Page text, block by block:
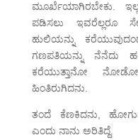
ಮೂರ್ಖೆಯಾಗಿರಬೇಕು.
ಪಡಿಸಲು ಇವರೆಲ್ಲರೂ
ಹುಲಿಯನ್ನು
ಗಣಪತಿಯನ್ನು ನೆನೆದು
ಕರೆಯುತ್ತಾನೋ
ಹಿಂತಿರುಗಿದನು.
ತಂದೆ ಕೆಣಕಿದನು,
ಎಂದು ನಾನು ಅರಿತಿದ್ದೆ.